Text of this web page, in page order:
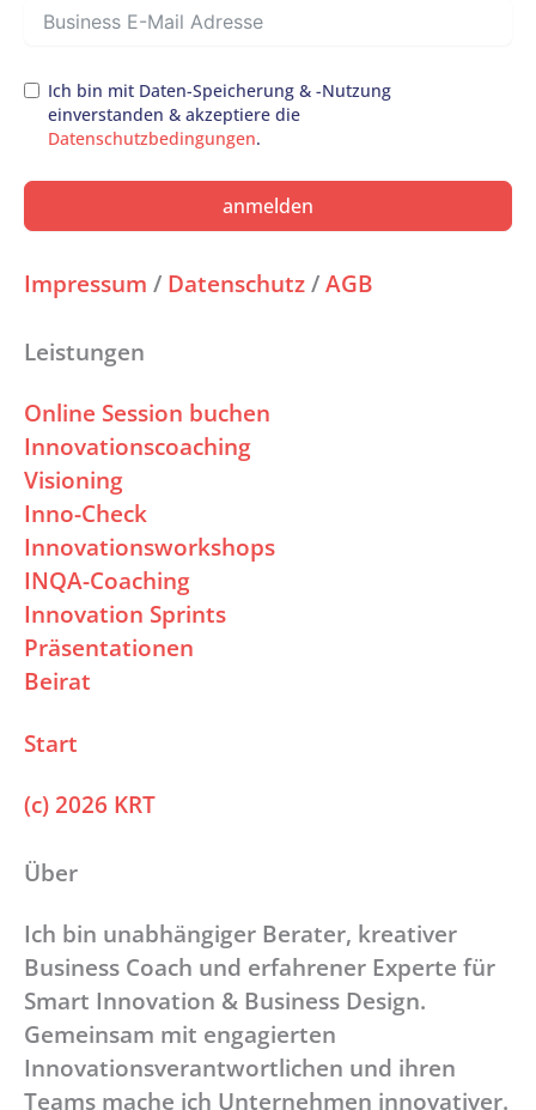
Ich bin mit Daten-Speicherung & -Nutzung
einverstanden & akzeptiere die
Datenschutzbedingungen.
anmelden
Impressum / Datenschutz / AGB
Leistungen
Online Session buchen
Innovationscoaching
Visioning
Inno-Check
Innovationsworkshops
INQA-Coaching
Innovation Sprints
Präsentationen
Beirat
Start
(c) 2026 KRT
Über
Ich bin unabhängiger Berater, kreativer
Business Coach und erfahrener Experte für
Smart Innovation & Business Design.
Gemeinsam mit engagierten
Innovationsverantwortlichen und ihren
Teams mache ich Unternehmen innovativer.